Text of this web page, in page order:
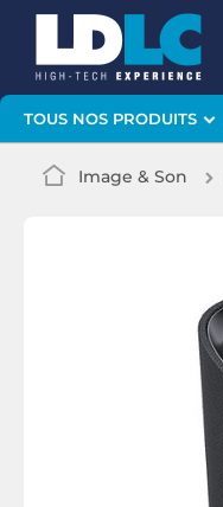
TOUS NOS PRODUITS
Image & Son